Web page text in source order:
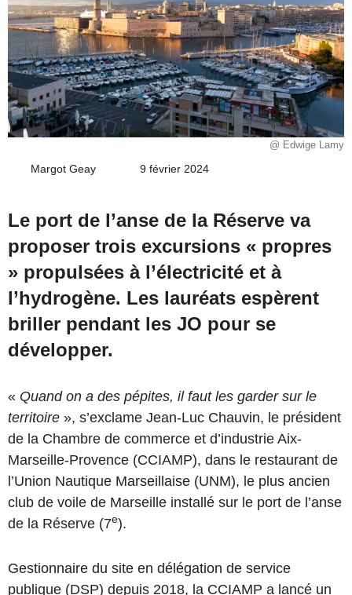
@ Edwige Lamy
Margot Geay
Envoyer9 février 2024
Le port de l’anse de la Réserve va
proposer trois excursions « propres
» propulsées à l’électricité et à
l’hydrogène. Les lauréats espèrent
briller pendant les JO pour se
développer.
« Quand on a des pépites, il faut les garder sur le
territoire », s’exclame Jean-Luc Chauvin, le président
de la Chambre de commerce et d’industrie Aix-
Marseille-Provence (CCIAMP), dans le restaurant de
l’Union Nautique Marseillaise (UNM), le plus ancien
club de voile de Marseille installé sur le port de l’anse
de la Réserve (7e).
Gestionnaire du site en délégation de service
publique (DSP) depuis 2018, la CCIAMP a lancé un